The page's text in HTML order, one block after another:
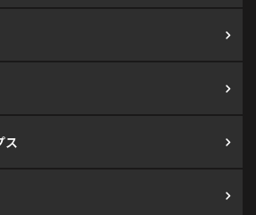
ス